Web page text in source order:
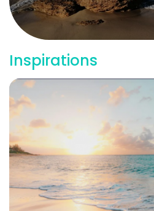
Inspirations